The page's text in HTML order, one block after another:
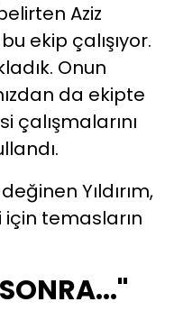
Aziz
ekip çalışıyor.
Onun
da ekipte
çalışmalarını
Yıldırım,
temasların